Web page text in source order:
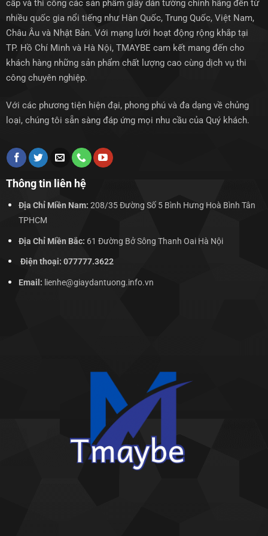
cấp và thi công các sản phẩm giấy dán tường chính hãng đến từ
nhiều quốc gia nổi tiếng như Hàn Quốc, Trung Quốc, Việt Nam,
Châu Âu và Nhật Bản. Với mạng lưới hoạt động rộng khắp tại
TP. Hồ Chí Minh và Hà Nội, TMAYBE cam kết mang đến cho
khách hàng những sản phẩm chất lượng cao cùng dịch vụ thi
công chuyên nghiệp.
Với các phương tiện hiện đại, phong phú và đa dạng về chủng
loại, chúng tôi sẵn sàng đáp ứng mọi nhu cầu của Quý khách.
Thông tin liên hệ
Địa Chỉ Miền Nam: 208/35 Đường Số 5 Bình Hưng Hoà Bình Tân
TPHCM
Địa Chỉ Miền Bắc: 61 Đường Bở Sông Thanh Oai Hà Nội
Điện thoại: 077777.3622
Email: lienhe@giaydantuong.info.vn